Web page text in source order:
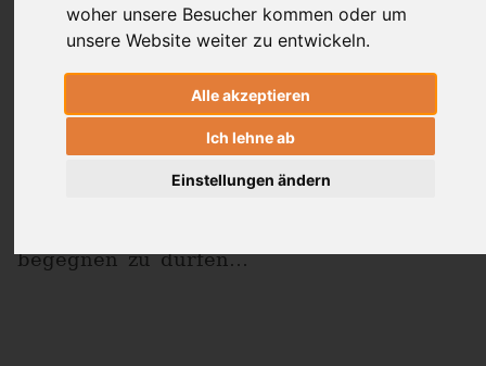
woher unsere Besucher kommen oder um
unsere Website weiter zu entwickeln.
Alle akzeptieren
Ich lehne ab
Einstellungen ändern
Andrea Weckerle
Inspired
Das faszinierende für mich am Ashtanga
begegnen zu dürfen…